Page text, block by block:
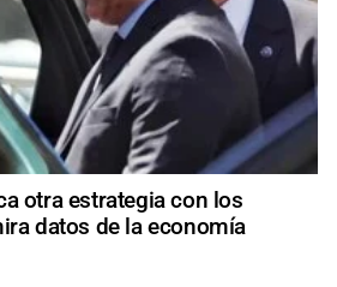
otra estrategia con los
datos de la economía